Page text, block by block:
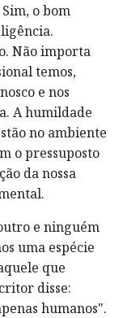
o bom
Não importa
temos,
e nos
A humildade
no ambiente
o pressuposto
da nossa
e ninguém
uma espécie
que
disse:
humanos".